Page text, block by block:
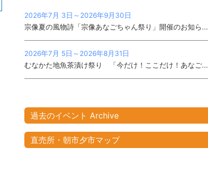
2026年7月 3日～2026年9月30日
宗像夏の風物詩「宗像あなごちゃん祭り」開催のお知ら...
2026年7月 5日～2026年8月31日
むなかた地魚茶漬け祭り 「今だけ！ここだけ！あなご...
過去のイベント Archive
直売所・朝市夕市マップ